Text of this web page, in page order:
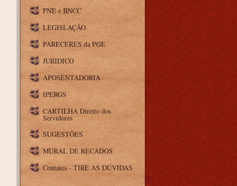
PNE e BNCC
LEGISLAÇÃO
PARECERES da PGE
JURIDICO
APOSENTADORIA
IPERGS
CARTILHA Direito dos
Servidores
SUGESTÕES
MURAL DE RECADOS
Contatos - TIRE AS DÚVIDAS